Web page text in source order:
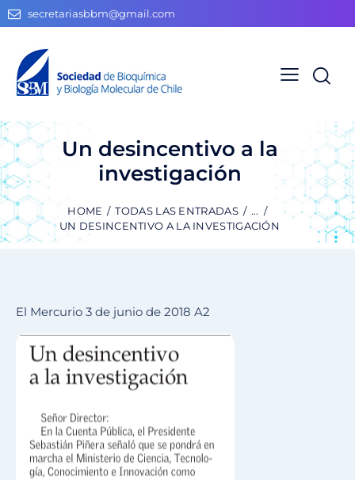
secretariasbbm@gmail.com
Un desincentivo a la
investigación
HOME TODAS LAS ENTRADAS
...
UN DESINCENTIVO A LA INVESTIGACIÓN
El Mercurio 3 de junio de 2018 A2